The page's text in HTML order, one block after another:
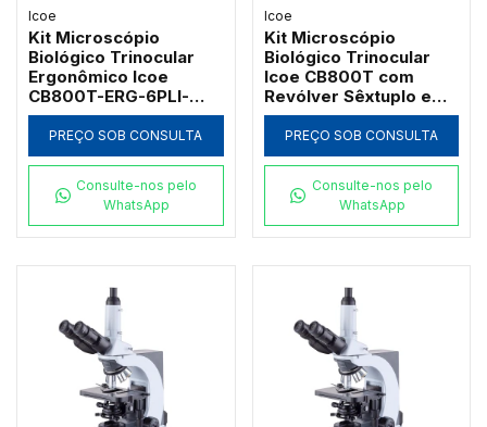
Icoe
Kit Microscópio
Biológico Trinocular
Ergonômico Icoe
CB800T-ERG-6PLI-
RV6-L5W-KH-1000X-IC
com Iluminação
Koehler LED 5W 1000x
PREÇO SOB CONSULTA
Consulte-nos pelo
WhatsApp
Icoe
Kit Microscópio
Biológico Trinocular
Icoe CB800T com
Revólver Sêxtuplo e
Iluminação LED 5W
PREÇO SOB CONSULTA
Consulte-nos pelo
WhatsApp